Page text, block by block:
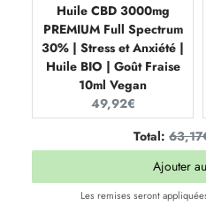
Huile CBD 3000mg
PREMIUM Full Spectrum
30% | Stress et Anxiété |
Huile BIO | Goût Fraise
10ml Vegan
Current
price:
49,92€
Total:
price
Ajouter
Les remises seront